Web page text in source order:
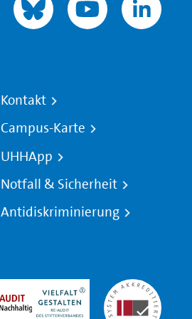
Kontakt
Campus-Karte
UHHApp
Notfall & Sicherheit
Antidiskriminierung